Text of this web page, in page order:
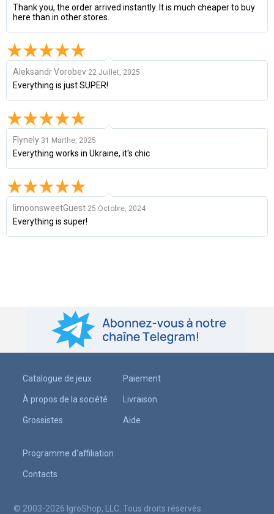
Thank you, the order arrived instantly. It is much cheaper to buy
here than in other stores.
Aleksandr Vorobev 22 Juillet, 2025
Everything is just SUPER!
Flynely 31 Marthe, 2025
Everything works in Ukraine, it's chic
limoonsweetGuest 25 Octobre, 2024
Everything is super!
Catalogue de jeux
À propos de la société
Grossistes
Paiement
Livraison
Aide
Programme d'affiliation
Contacts
© 2003-2026 IgroShop, LLC. Tous droits réservés.